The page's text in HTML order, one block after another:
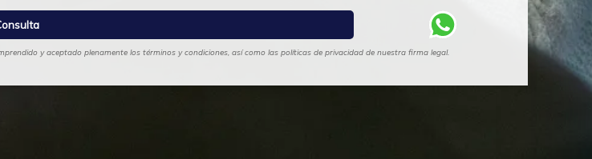
y aceptado plenamente los términos y condiciones, así como las políticas de privacidad de nuestra firma legal.